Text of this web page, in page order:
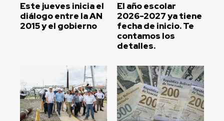
Este jueves inicia el
diálogo entre la AN
2015 y el gobierno
El año escolar
2026-2027 ya tiene
fecha de inicio. Te
contamos los
detalles.